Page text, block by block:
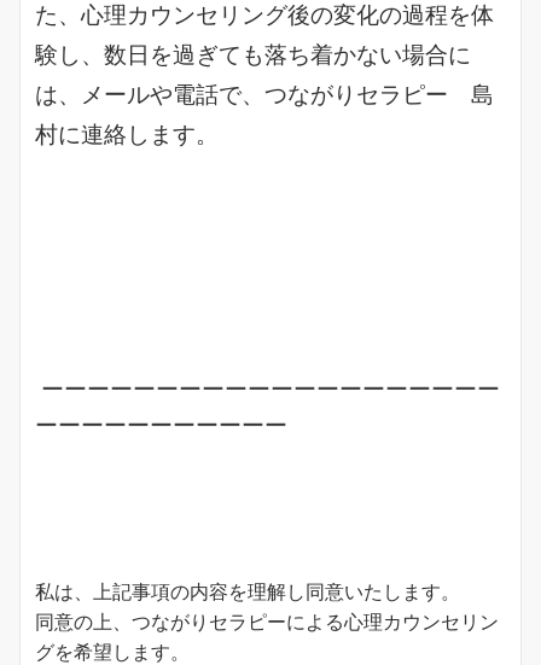
た、心理カウンセリング後の変化の過程を体
験し、数日を過ぎても落ち着かない場合に
は、メールや電話で、つながりセラピー 島
村に連絡します。
ーーーーーーーーーーーーーーーーーーーー
ーーーーーーーーーーー
私は、上記事項の内容を理解し同意いたします。
同意の上、つながりセラピーによる心理カウンセリン
グを希望します。